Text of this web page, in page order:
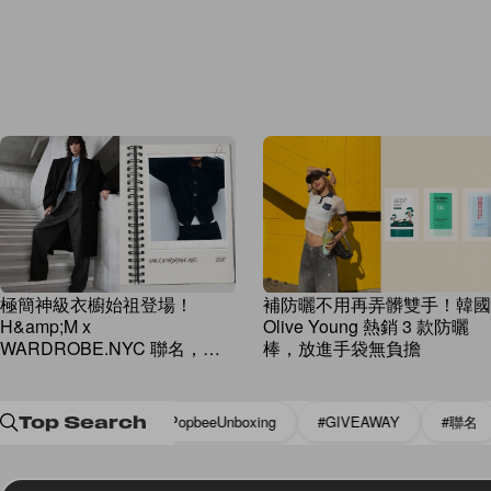
極簡神級衣櫥始祖登場！
H&amp;M x
WARDROBE.NYC 聯名，不
補防曬不用再弄髒雙手！韓國
Olive Young 熱銷 3 款防曬
棒，放進手袋無負擔
Top Search
app #PopbeeUnboxing #GIVEAWAY #聯名